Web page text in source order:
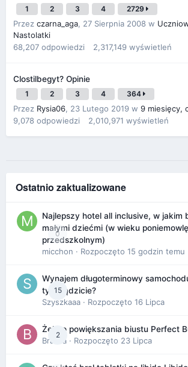
1 2 3 4 2729
Przez czarna_aga, 27 Sierpnia 2008 w
Nastolatki
68,207 odpowiedzi 2,317,149 wyświetleń
Clostilbegyt? Opinie
1 2 3 4 364
Przez Rysia06, 23 Lutego 2019 w 9 miesięcy,
9,078 odpowiedzi 2,010,971 wyświetleń
Ostatnio zaktualizowane
0
Najlepszy hotel all inclusive, w jakim
małymi dziećmi (w wieku
przedszkolnym)
micchon · Rozpoczęto 15 godzin temu
15
Wynajem długoterminowy
tym sądzicie?
Szyszkaaa · Rozpoczęto 16 Lipca
2
Żel do powiększania biustu Perfect
Bravva · Rozpoczęto 23 Lipca